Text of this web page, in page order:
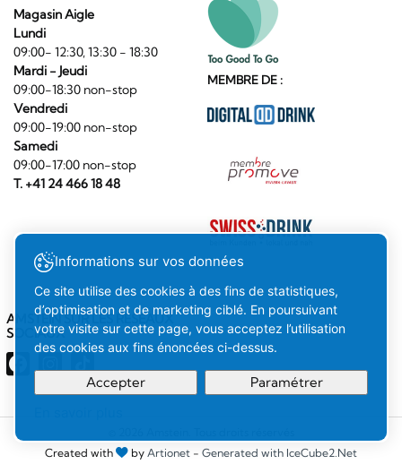
Magasin Aigle
Lundi
09:00- 12:30, 13:30 - 18:30
Mardi - Jeudi
09:00-18:30 non-stop
Vendredi
09:00-19:00 non-stop
Samedi
09:00-17:00 non-stop
T. +41 24 466 18 48
MEMBRE DE :
AMSTEIN SUR LES RÉSEAUX
SOCIAUX
Created with
by Artionet - Generated with IceCube2.Net
Informations sur vos données
Ce site utilise des cookies à des fins de statistiques,
d’optimisation et de marketing ciblé. En poursuivant
votre visite sur cette page, vous acceptez l’utilisation
des cookies aux fins énoncées ci-dessus.
Accepter Paramétrer